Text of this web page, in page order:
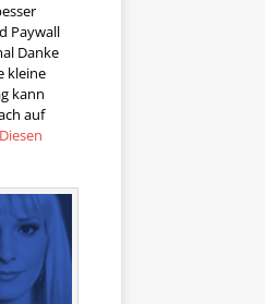
Paywall
Danke
kleine
kann
auf
Diesen